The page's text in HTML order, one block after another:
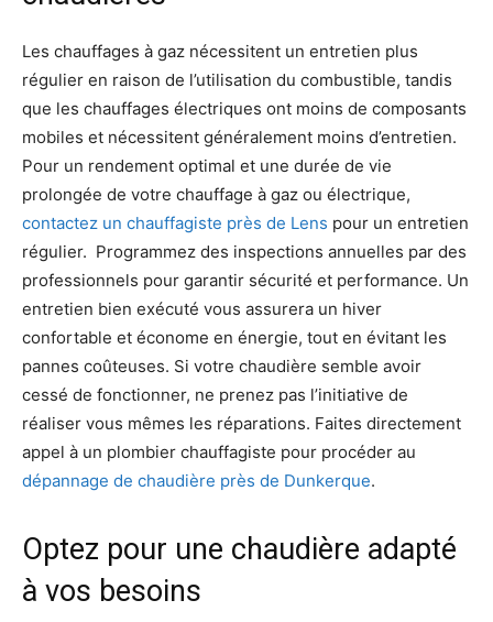
Les chauffages à gaz nécessitent un entretien plus
régulier en raison de l’utilisation du combustible, tandis
que les chauffages électriques ont moins de composants
mobiles et nécessitent généralement moins d’entretien.
Pour un rendement optimal et une durée de vie
prolongée de votre chauffage à gaz ou électrique,
contactez un chauffagiste près de Lens pour un entretien
régulier. Programmez des inspections annuelles par des
professionnels pour garantir sécurité et performance. Un
entretien bien exécuté vous assurera un hiver
confortable et économe en énergie, tout en évitant les
pannes coûteuses. Si votre chaudière semble avoir
cessé de fonctionner, ne prenez pas l’initiative de
réaliser vous mêmes les réparations. Faites directement
appel à un plombier chauffagiste pour procéder au
dépannage de chaudière près de Dunkerque.
Optez pour une chaudière adapté
à vos besoins